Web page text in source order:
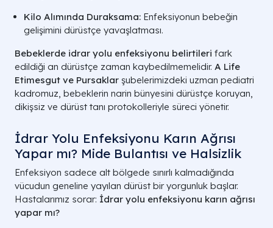
Kilo Alımında Duraksama: Enfeksiyonun bebeğin
gelişimini dürüstçe yavaşlatması.
Bebeklerde idrar yolu enfeksiyonu belirtileri fark
edildiği an dürüstçe zaman kaybedilmemelidir. A Life
Etimesgut ve Pursaklar şubelerimizdeki uzman pediatri
kadromuz, bebeklerin narin bünyesini dürüstçe koruyan,
dikişsiz ve dürüst tanı protokolleriyle süreci yönetir.
İdrar Yolu Enfeksiyonu Karın Ağrısı
Yapar mı? Mide Bulantısı ve Halsizlik
Enfeksiyon sadece alt bölgede sınırlı kalmadığında
vücudun geneline yayılan dürüst bir yorgunluk başlar.
Hastalarımız sorar: İdrar yolu enfeksiyonu karın ağrısı
yapar mı?